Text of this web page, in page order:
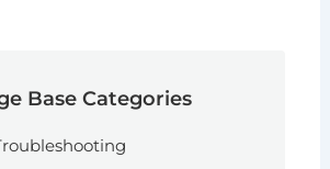
Base Categories